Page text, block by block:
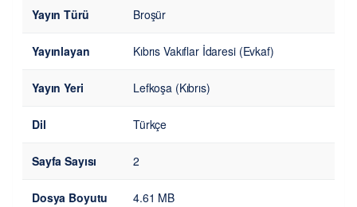
Yayın Türü Broşür
Yayınlayan Kıbrıs Vakıflar İdaresi (Evkaf)
Yayın Yeri Lefkoşa (Kıbrıs)
Dil Türkçe
Sayfa Sayısı 2
Dosya Boyutu 4.61 MB